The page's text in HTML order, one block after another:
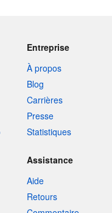
Entreprise
À propos
Blog
Carrières
Presse
Statistiques
Assistance
Aide
Retours